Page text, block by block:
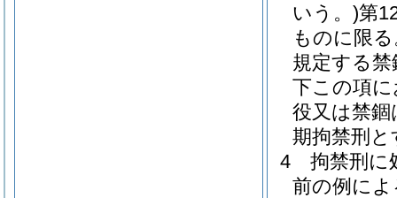
いう。)第
ものに限
規定する禁
下この項
役又は禁
期拘禁刑と
4
拘禁刑に
前の例に